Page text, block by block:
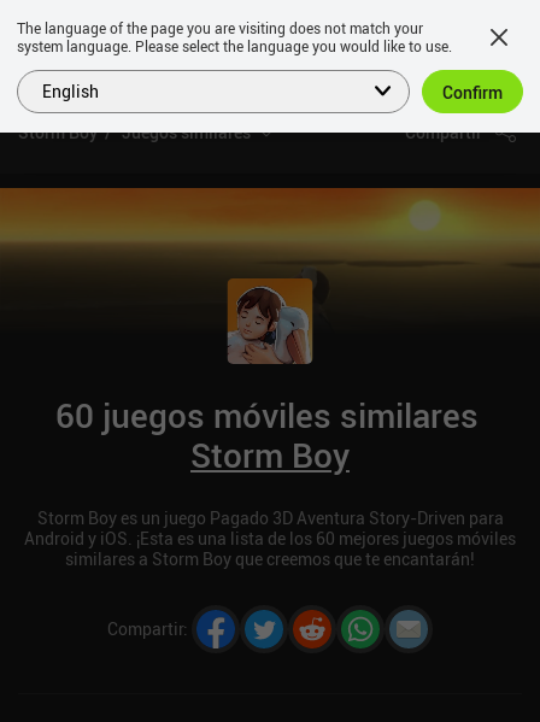
Storm Boy Juegos similares Compartir
60 juegos móviles similares
Storm Boy
Storm Boy es un juego Pagado 3D Aventura Story-Driven para
Android y iOS. ¡Esta es una lista de los 60 mejores juegos móviles
similares a Storm Boy que creemos que te encantarán!
Compartir:
The language of the page you are visiting does not match your
system language. Please select the language you would like to use.
English Confirm